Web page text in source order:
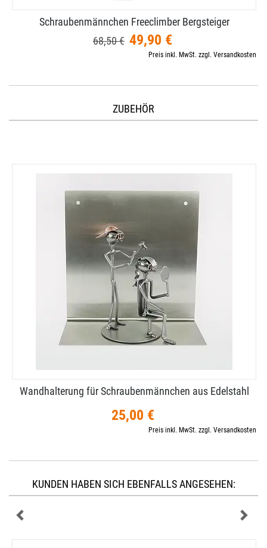
Schraubenmännchen Freeclimber Bergsteiger
68,50 € 49,90 €
Preis inkl. MwSt. zzgl. Versandkosten
ZUBEHÖR
Wandhalterung für Schraubenmännchen aus Edelstahl
25,00 €
Preis inkl. MwSt. zzgl. Versandkosten
KUNDEN HABEN SICH EBENFALLS ANGESEHEN: